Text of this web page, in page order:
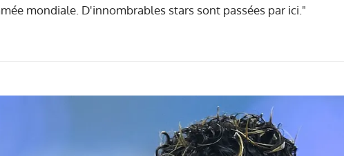
mondiale. D'innombrables stars sont passées par ici."